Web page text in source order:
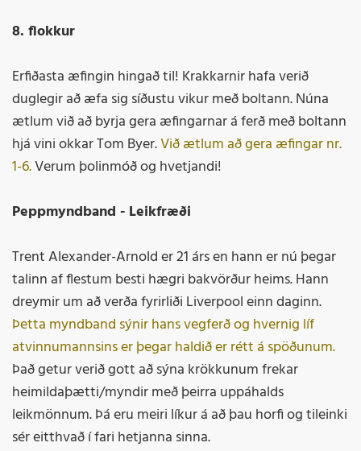
8. flokkur
Erfiðasta æfingin hingað til! Krakkarnir hafa verið
duglegir að æfa sig síðustu vikur með boltann. Núna
ætlum við að byrja gera æfingarnar á ferð með boltann
hjá vini okkar Tom Byer.Við ætlum að gera æfingar nr.
1-6.Verum þolinmóð og hvetjandi!
Peppmyndband - Leikfræði
Trent Alexander-Arnold er 21 árs en hann er nú þegar
talinn af flestum besti hægri bakvörður heims. Hann
dreymir um að verða fyrirliði Liverpool einn daginn.
Þetta myndband sýnir hans vegferð og hvernig líf
atvinnumannsins er þegar haldið er rétt á spöðunum.
Það getur verið gott að sýna krökkunum frekar
heimildaþætti/myndir með þeirra uppáhalds
leikmönnum. Þá eru meiri líkur á að þau horfi og tileinki
sér eitthvað í fari hetjanna sinna.